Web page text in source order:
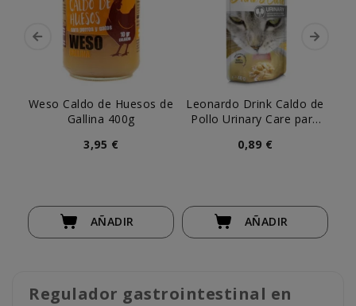
Weso Caldo de Huesos de
Gallina 400g
3,95 €
AÑADIR
Leonardo Drink Caldo de
Pollo Urinary Care para
0,89 €
AÑADIR
Regulador gastrointestinal en